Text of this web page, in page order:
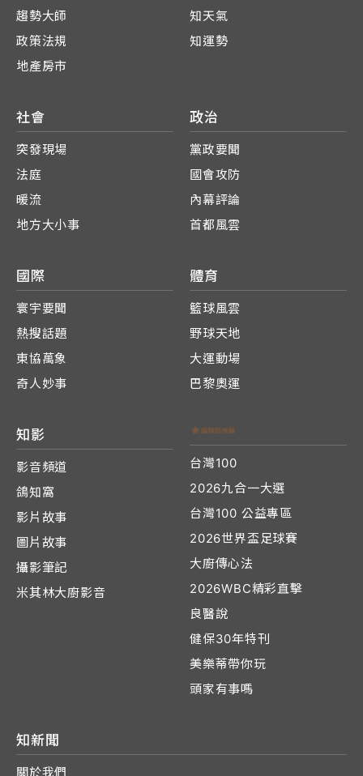
趨勢大師
政策法規
地產房市
知天氣
知運勢
社會
突發現場
法庭
暖流
地方大小事
政治
黨政要聞
國會攻防
內幕評論
首都風雲
國際
寰宇要聞
熱搜話題
東協萬象
奇人妙事
體育
籃球風雲
野球天地
大運動場
巴黎奧運
知影
影音頻道
鴿知窩
影片故事
圖片故事
攝影筆記
米其林大廚影音
台灣100
2026九合一大選
台灣100 公益專區
2026世界盃足球賽
大廚傳心法
2026WBC精彩直擊
良醫說
健保30年特刊
美樂蒂帶你玩
頭家有事嗎
知新聞
關於我們